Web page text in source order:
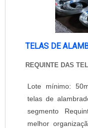
TELAS DE
REQUINTE DAS
Lote mínimo:
telas de
segmento
melhor